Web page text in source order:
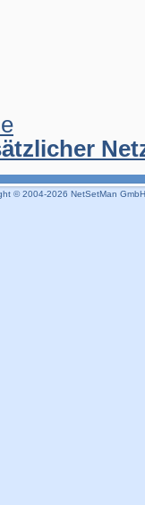
© 2004-2026 NetSetMan